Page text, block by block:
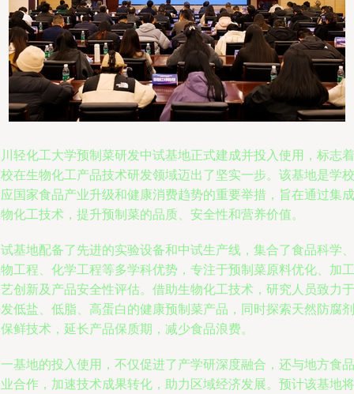
轻化工大学预制菜研发中试基地正式建成并投入使用，标志着
在生物化工产品技术研发领域迈出了坚实一步。该基地是学校
国家食品产业升级和健康消费趋势的重要举措，旨在通过集成
化工技术，提升预制菜的品质、安全性和营养价值。
基地配备了先进的实验设备和中试生产线，集合了食品科学、
工程、化学工程等多学科优势，专注于预制菜原料优化、加工
创新及产品安全性评估。借助生物化工技术，研究人员致力于
低盐、低脂、高蛋白的健康预制菜产品，同时探索天然防腐剂
鲜技术，延长产品保质期，减少食品浪费。
基地的投入使用，不仅促进了产学研深度融合，还与地方食品
合作，加速技术成果转化，助力区域经济发展。预计该基地将